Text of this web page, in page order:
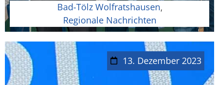
Bad-Tölz Wolfratshausen,
Regionale Nachrichten
13. Dezember 2023